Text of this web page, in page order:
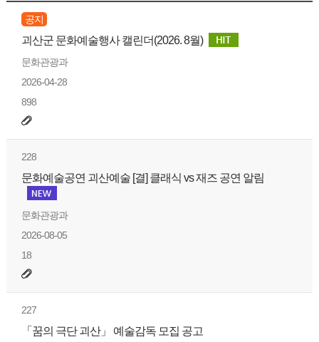
공지
괴산군 문화예술행사 캘린더(2026. 8월)
문화관광과
2026-04-28
898
228
문화예술공연 괴산예술 [결] 클래식 vs 재즈 공연 알림
문화관광과
2026-08-05
18
227
「꿈의 극단 괴산」 예술감독 모집 공고